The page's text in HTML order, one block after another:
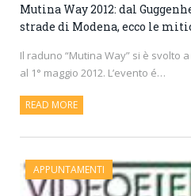
Mutina Way 2012: dal
strade di Modena, ecco le
Il raduno “Mutina Way” si è svolto
al 1° maggio 2012. L’evento é…
READ MORE
APPUNTAMENTI